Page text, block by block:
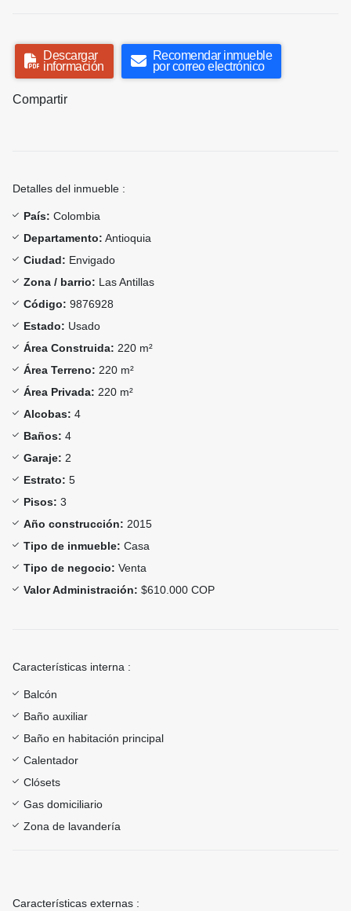
Descargar
información
Recomendar inmueble
por correo electrónico
Compartir
Detalles del inmueble :
País: Colombia
Departamento: Antioquia
Ciudad: Envigado
Zona / barrio: Las Antillas
Código: 9876928
Estado: Usado
Área Construida: 220 m²
Área Terreno: 220 m²
Área Privada: 220 m²
Alcobas: 4
Baños: 4
Garaje: 2
Estrato: 5
Pisos: 3
Año construcción: 2015
Tipo de inmueble: Casa
Tipo de negocio: Venta
Valor Administración: $610.000 COP
Características interna :
Balcón
Baño auxiliar
Baño en habitación principal
Calentador
Clósets
Gas domiciliario
Zona de lavandería
Características externas :